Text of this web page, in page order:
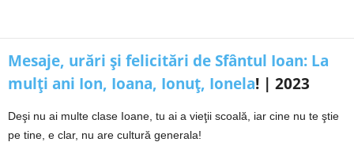
Mesaje, urări și felicitări de Sfântul Ioan: La
mulți ani Ion, Ioana, Ionuț, Ionela! | 2023
Deşi nu ai multe clase Ioane, tu ai a vieţii scoală, iar cine nu te ştie
pe tine, e clar, nu are cultură generala!